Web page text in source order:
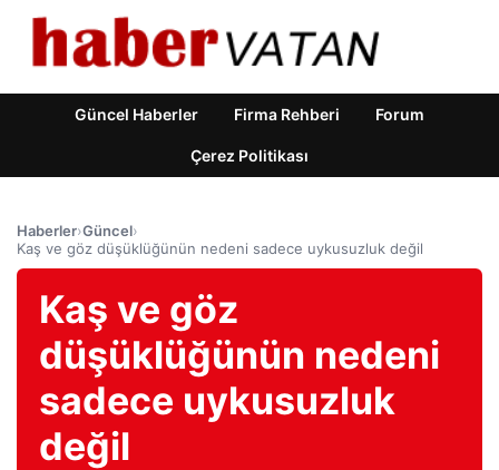
Güncel Haberler Firma Rehberi Forum
Çerez Politikası
Haberler›Güncel›
Kaş ve göz düşüklüğünün nedeni sadece uykusuzluk değil
Kaş ve göz
düşüklüğünün nedeni
sadece uykusuzluk
değil